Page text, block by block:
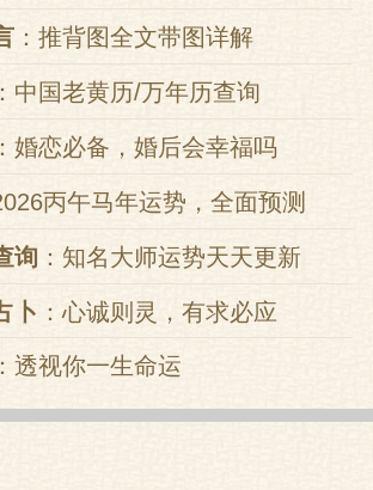
：推背图全文带图详解
：中国老黄历/万年历查询
婚恋必备，婚后会幸福吗
丙午马年运势，全面预测
询 ：知名大师运势天天更新
卜 ：心诚则灵，有求必应
：透视你一生命运